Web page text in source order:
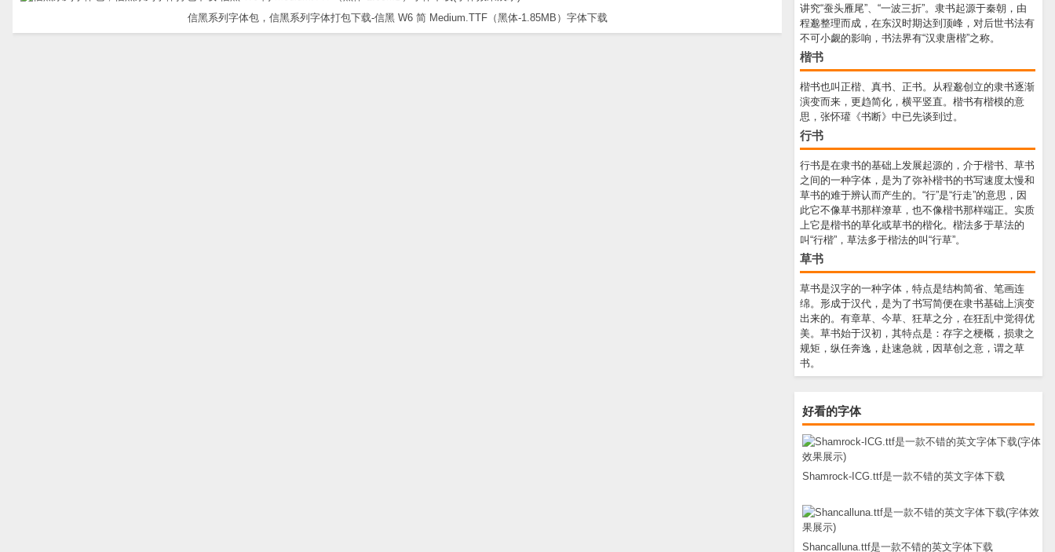
讲究“蚕头雁尾”、“一波三折”。隶书起源于秦朝，由
程邈整理而成，在东汉时期达到顶峰，对后世书法有
不可小觑的影响，书法界有“汉隶唐楷”之称。
楷书
楷书也叫正楷、真书、正书。从程邈创立的隶书逐渐
演变而来，更趋简化，横平竖直。楷书有楷模的意
思，张怀瓘《书断》中已先谈到过。
行书
行书是在隶书的基础上发展起源的，介于楷书、草书
之间的一种字体，是为了弥补楷书的书写速度太慢和
草书的难于辨认而产生的。“行”是“行走”的意思，因
此它不像草书那样潦草，也不像楷书那样端正。实质
上它是楷书的草化或草书的楷化。楷法多于草法的
叫“行楷”，草法多于楷法的叫“行草”。
草书
草书是汉字的一种字体，特点是结构简省、笔画连
绵。形成于汉代，是为了书写简便在隶书基础上演变
出来的。有章草、今草、狂草之分，在狂乱中觉得优
美。草书始于汉初，其特点是：存字之梗概，损隶之
规矩，纵任奔逸，赴速急就，因草创之意，谓之草
书。
好看的字体
Shamrock-ICG.ttf是一款不错的英文字体下载
Shancalluna.ttf是一款不错的英文字体下载
信黑系列字体包，信黑系列字体打包下载-信黑 W6 简 Medium.TTF（黑体-1.85MB）字体下载